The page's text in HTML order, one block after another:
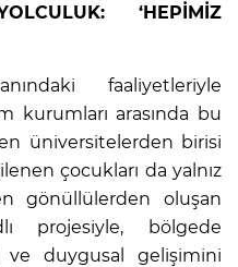
‘HEPİMİZ
faaliyetleriyle
kurumları arasında bu
üniversitelerden birisi
çocukları da yalnız
gönüllülerden oluşan
projesiyle, bölgede
ve duygusal gelişimini